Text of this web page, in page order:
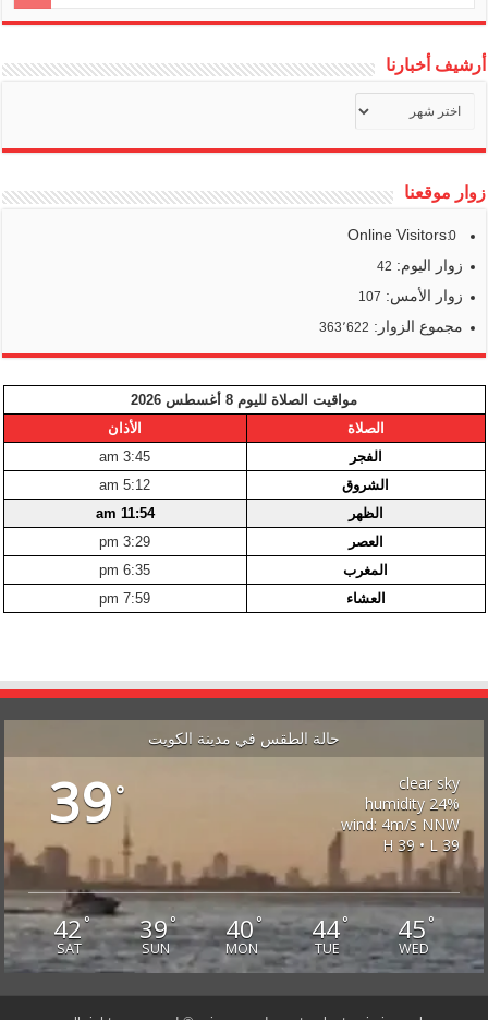
أرشيف أخبارنا
أخبارنا
زوار موقعنا
Online Visitors:
0
زوار اليوم: 42
زوار الأمس: 107
مجموع الزوار: 363٬622
مواقيت الصلاة لليوم 8 أغسطس 2026
الصلاة
الأذان
الفجر
3:45 am
الشروق
5:12 am
الظهر
11:54 am
العصر
3:29 pm
المغرب
6:35 pm
العشاء
7:59 pm
حالة الطقس في مدينة الكويت
39°
clear sky
24% humidity
wind: 4m/s NNW
H 39 • L 39
42°
SAT
39°
SUN
40°
MON
44°
TUE
45°
WED